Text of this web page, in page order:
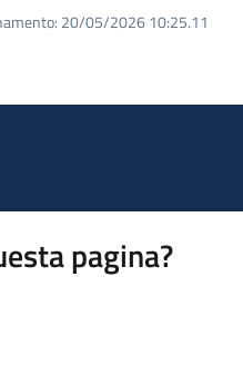
20/05/2026 10:25.11
pagina?